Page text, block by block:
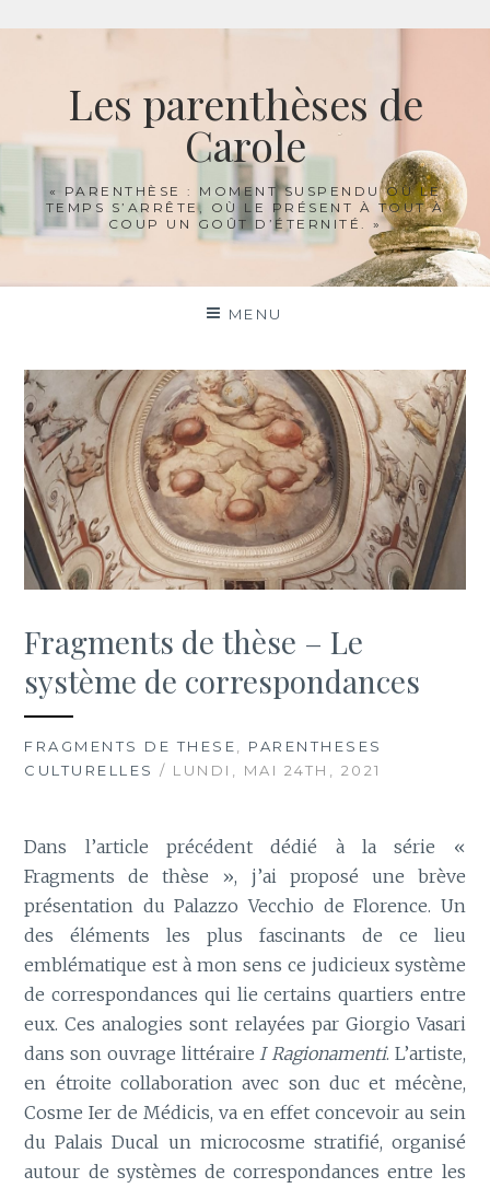
Aller
Les parenthèses de
Carole
« PARENTHÈSE : MOMENT SUSPENDU OÙ LE
TEMPS S’ARRÊTE, OÙ LE PRÉSENT À TOUT À
COUP UN GOÛT D’ÉTERNITÉ. »
MENU
Fragments de thèse – Le
système de correspondances
FRAGMENTS DE THESE, PARENTHESES
CULTURELLES / LUNDI, MAI 24TH, 2021
Dans l’article précédent dédié à la série «
Fragments de thèse », j’ai proposé une brève
présentation du Palazzo Vecchio de Florence. Un
des éléments les plus fascinants de ce lieu
emblématique est à mon sens ce judicieux système
de correspondances qui lie certains quartiers entre
eux. Ces analogies sont relayées par Giorgio Vasari
dans son ouvrage littéraireI Ragionamenti. L’artiste,
en étroite collaboration avec son duc et mécène,
Cosme Ier de Médicis, va en effet concevoir au sein
du Palais Ducal un microcosme stratifié, organisé
autour de systèmes de correspondances entre les